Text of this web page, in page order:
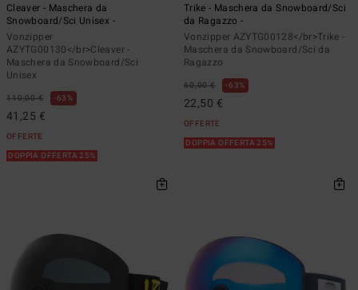
Cleaver - Maschera da
Snowboard/Sci Unisex -
Vonzipper
AZYTG00130</br>Cleaver -
Maschera da Snowboard/Sci
Unisex
110,00 € 63%
41,25 €
OFFERTE
DOPPIA OFFERTA 25%
Trike - Maschera da Snowboard/Sci
da Ragazzo -
Vonzipper AZYTG00128</br>Trike -
Maschera da Snowboard/Sci da
Ragazzo
60,00 € 63%
22,50 €
OFFERTE
DOPPIA OFFERTA 25%